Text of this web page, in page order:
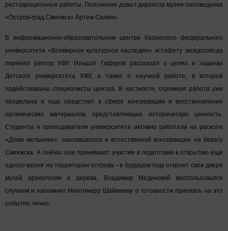
реставрационные работы. Пояснения давал директор музея-заповедника
«Остров-град Свияжск» Артем Силкин.
В информационно-образовательном центре Казанского федерального
университета «Всемирное культурное наследие» эстафету экскурсовода
перенял ректор КФУ. Ильшат Гафуров рассказал о целях и задачах
Детского университета КФУ, а также о научной работе, в которой
задействованы специалисты центра. В частности, огромная работа уже
проделана и еще предстоит в сфере консервации и восстановления
органических материалов, представляющих историческую ценность.
Студенты и преподаватели университета активно работали на раскопе
«Дома мельника», оказавшегося в естественной консервации на берегу
Свияжска. А сейчас они принимают участие в подготовке к открытию еще
одного музея на территории острова - в будущем году откроет свои двери
музей археологии и дерева. Владимир Мединский воспользовался
случаем и напомнил Минтимеру Шаймиеву о готовности приехать на это
событие лично.